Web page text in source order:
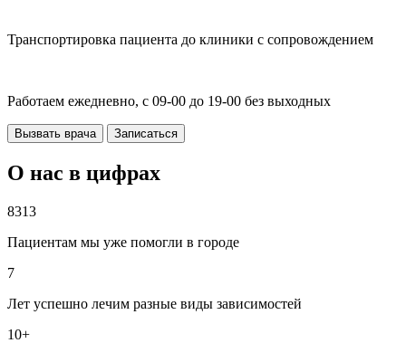
Транспортировка пациента до клиники с сопровождением
Работаем ежедневно, с 09-00 до 19-00 без выходных
Вызвать врача Записаться
О нас в цифрах
8313
Пациентам мы уже помогли в городе
7
Лет успешно лечим разные виды зависимостей
10+